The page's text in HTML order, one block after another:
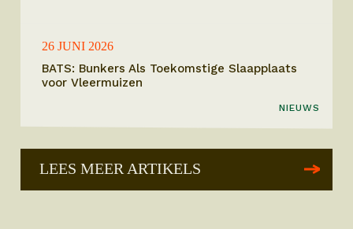
26 JUNI 2026
BATS: Bunkers Als Toekomstige Slaapplaats
voor Vleermuizen
NIEUWS
LEES MEER ARTIKELS